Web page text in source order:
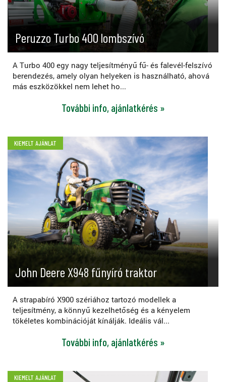
Peruzzo Turbo 400 lombszívó
A Turbo 400 egy nagy teljesítményű fű- és falevél-felszívó
berendezés, amely olyan helyeken is használható, ahová
más eszközökkel nem lehet ho...
További info, ajánlatkérés »
KIEMELT AJÁNLAT
John Deere X948 fűnyíró traktor
A strapabíró X900 szériához tartozó modellek a
teljesítmény, a könnyű kezelhetőség és a kényelem
tökéletes kombinációját kínálják. Ideális vál...
További info, ajánlatkérés »
KIEMELT AJÁNLAT